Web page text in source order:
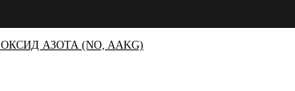
ОКСИД АЗОТА (NO, AAKG)